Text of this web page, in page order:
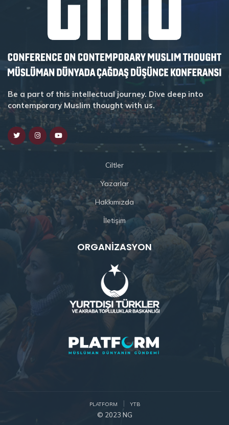
Be a part of this intellectual journey. Dive deep into
contemporary Muslim thought with us.
Ciltler
Yazarlar
Hakkımızda
İletişim
ORGANIZASYON
PLATFORM YTB
© 2023 NG